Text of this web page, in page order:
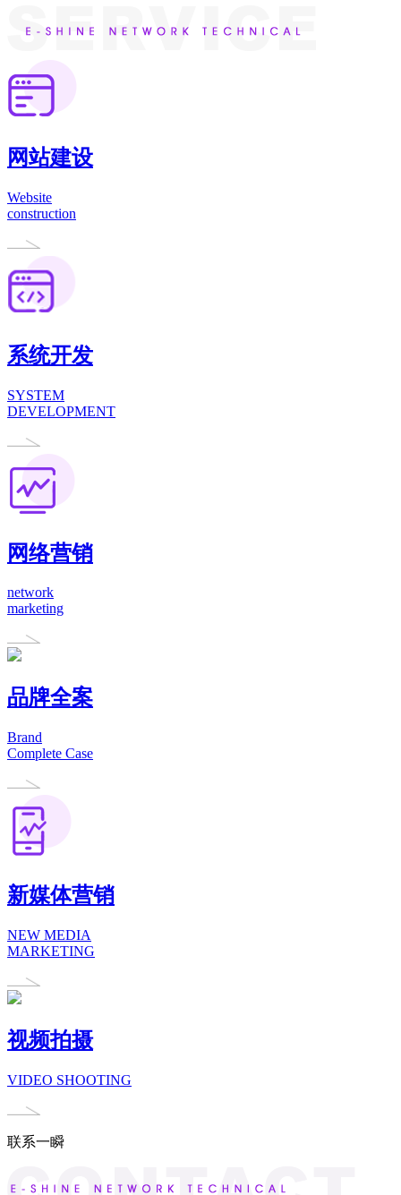
网站建设
Website
construction
系统开发
SYSTEM
DEVELOPMENT
网络营销
network
marketing
品牌全案
Brand
Complete Case
新媒体营销
NEW MEDIA
MARKETING
视频拍摄
VIDEO SHOOTING
联系一瞬